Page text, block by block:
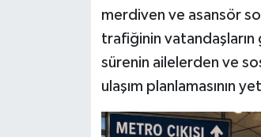
merdiven ve asansör
trafiğinin
sürenin ailelerden ve
ulaşım planlamasının